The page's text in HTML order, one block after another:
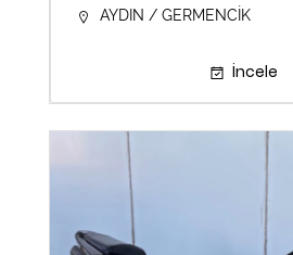
AYDIN / GERMENCİK
İncele